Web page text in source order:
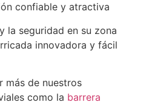
confiable y atractiva
la seguridad en su zona
innovadora y fácil
más de nuestros
como la barrera